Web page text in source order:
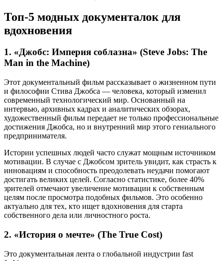
Топ-5 модных документалок для
вдохновения
1. «Джобс: Империя соблазна» (Steve Jobs: The
Man in the Machine)
Этот документальный фильм рассказывает о жизненном пути
и философии Стива Джобса — человека, который изменил
современный технологический мир. Основанный на
интервью, архивных кадрах и аналитических обзорах,
художественный фильм передает не только профессиональные
достижения Джобса, но и внутренний мир этого гениального
предпринимателя.
Истории успешных людей часто служат мощным источником
мотивации. В случае с Джобсом зритель увидит, как страсть к
инновациям и способность преодолевать неудачи помогают
достигать великих целей. Согласно статистике, более 40%
зрителей отмечают увеличение мотивации к собственным
целям после просмотра подобных фильмов. Это особенно
актуально для тех, кто ищет вдохновения для старта
собственного дела или личностного роста.
2. «История о мечте» (The True Cost)
Это документальная лента о глобальной индустрии fast